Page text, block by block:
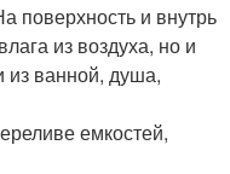
поверхность и внутрь
из воздуха, но и
из ванной, душа,
емкостей,